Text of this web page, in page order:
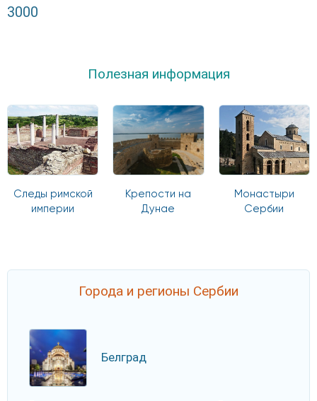
3000
Полезная информация
Следы римской
империи
Крепости на
Дунае
Монастыри
Сербии
Города и регионы Сербии
Белград